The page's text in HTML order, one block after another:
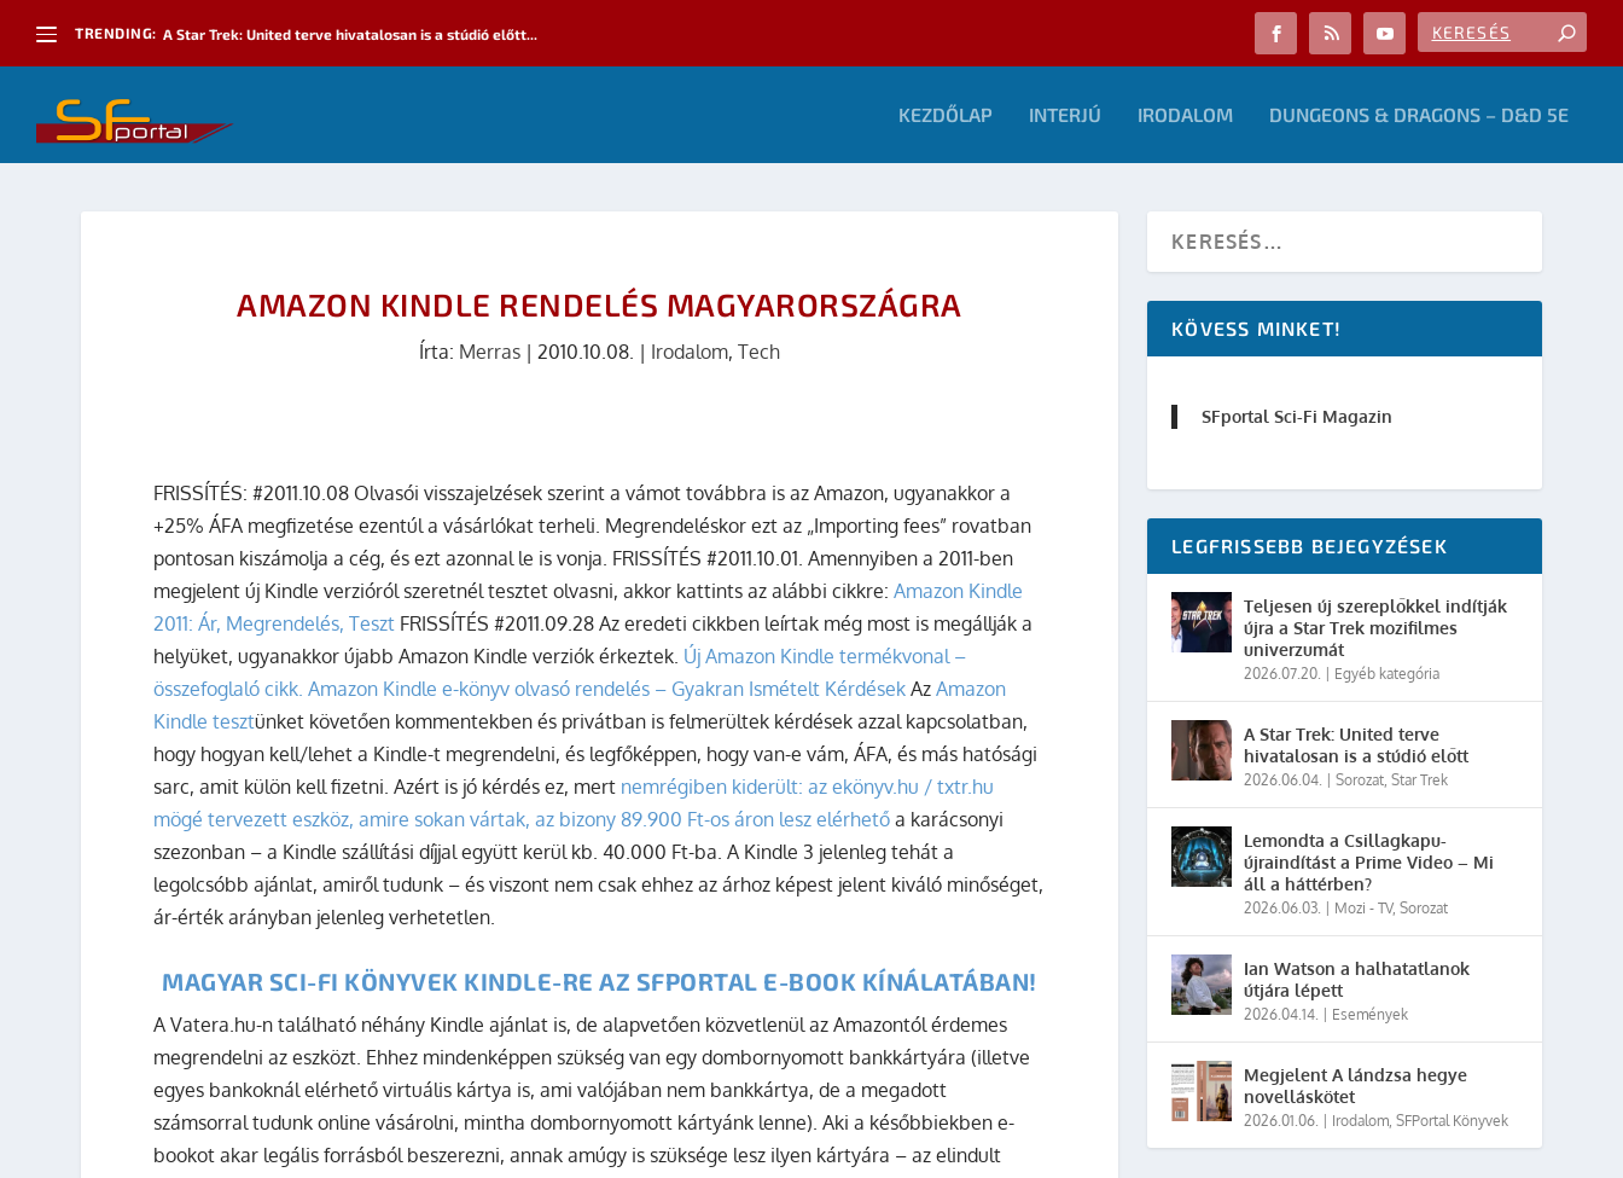
TRENDING: A Star Trek: United terve hivatalosan is a stúdió előtt...
KEZDŐLAP INTERJÚ IRODALOM DUNGEONS & DRAGONS – D&D 5E
AMAZON KINDLE RENDELÉS MAGYARORSZÁGRA
Írta: Merras |2010.10.08. | Irodalom,Tech
FRISSÍTÉS: #2011.10.08 Olvasói visszajelzések szerint a vámot továbbra is az Amazon, ugyanakkor a
+25% ÁFA megfizetése ezentúl a vásárlókat terheli. Megrendeléskor ezt az „Importing fees” rovatban
pontosan kiszámolja a cég, és ezt azonnal le is vonja. FRISSÍTÉS #2011.10.01. Amennyiben a 2011-ben
megjelent új Kindle verzióról szeretnél tesztet olvasni, akkor kattints az alábbi cikkre:Amazon Kindle
2011: Ár, Megrendelés, Teszt FRISSÍTÉS #2011.09.28 Az eredeti cikkben leírtak még most is megállják a
helyüket, ugyanakkor újabb Amazon Kindle verziók érkeztek. Új Amazon Kindle termékvonal –
összefoglaló cikk. Amazon Kindle e-könyv olvasó rendelés – Gyakran Ismételt Kérdések Az Amazon
Kindle tesztünket követően kommentekben és privátban is felmerültek kérdések azzal kapcsolatban,
hogy hogyan kell/lehet a Kindle-t megrendelni, és legfőképpen, hogy van-e vám, ÁFA, és más hatósági
sarc, amit külön kell fizetni. Azért is jó kérdés ez, mert nemrégiben kiderült: az ekönyv.hu / txtr.hu
mögé tervezett eszköz, amire sokan vártak, az bizony 89.900 Ft-os áron lesz elérhető a karácsonyi
szezonban – a Kindle szállítási díjjal együtt kerül kb. 40.000 Ft-ba. A Kindle 3 jelenleg tehát a
legolcsóbb ajánlat, amiről tudunk – és viszont nem csak ehhez az árhoz képest jelent kiváló minőséget,
ár-érték arányban jelenleg verhetetlen.
MAGYAR SCI-FI KÖNYVEK KINDLE-RE AZ SFPORTAL E-BOOK KÍNÁLATÁBAN!
A Vatera.hu-n található néhány Kindle ajánlat is, de alapvetően közvetlenül az Amazontól érdemes
megrendelni az eszközt. Ehhez mindenképpen szükség van egy dombornyomott bankkártyára (illetve
egyes bankoknál elérhető virtuális kártya is, ami valójában nem bankkártya, de a megadott
számsorral tudunk online vásárolni, mintha dombornyomott kártyánk lenne). Aki a későbbiekben e-
bookot akar legális forrásból beszerezni, annak amúgy is szüksége lesz ilyen kártyára – az elindult
KÖVESS MINKET!
SFportal Sci-Fi Magazin
LEGFRISSEBB BEJEGYZÉSEK
Teljesen új szereplőkkel indítják
újra a Star Trek mozifilmes
univerzumát
2026.07.20. Egyéb kategória
A Star Trek: United terve
hivatalosan is a stúdió előtt
2026.06.04. |Sorozat,Star Trek
Lemondta a Csillagkapu-
újraindítást a Prime Video – Mi
áll a háttérben?
2026.06.03. Mozi - TV,Sorozat
Ian Watson a halhatatlanok
útjára lépett
2026.04.14. Események
Megjelent A lándzsa hegye
novelláskötet
2026.01.06. Irodalom,SFPortal Könyvek